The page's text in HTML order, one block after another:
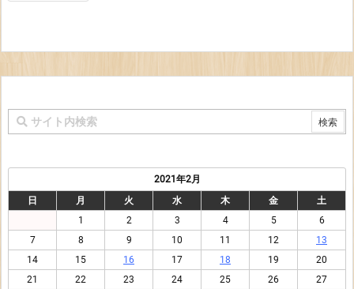
2021年2月
日
月 火 水 木 金
土
1
2 3 4 5
6
7
8 9 10 11 12
13
14
15 16 17 18 19
20
21
22 23 24 25 26
27